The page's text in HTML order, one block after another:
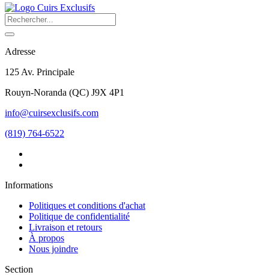
Adresse
125 Av. Principale
Rouyn-Noranda (QC) J9X 4P1
info@cuirsexclusifs.com
(819) 764-6522
Informations
Politiques et conditions d'achat
Politique de confidentialité
Livraison et retours
À propos
Nous joindre
Section